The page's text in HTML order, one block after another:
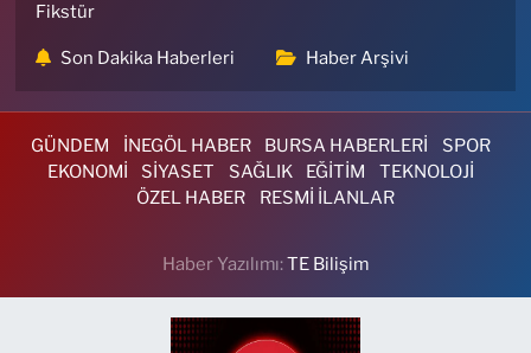
Fikstür
Son Dakika Haberleri Haber Arşivi
GÜNDEM İNEGÖL HABER BURSA HABERLERİ
SPOR
EKONOMİ
SİYASET SAĞLIK EĞİTİM
TEKNOLOJİ
ÖZEL HABER
RESMİ İLANLAR
Haber Yazılımı:TE Bilişim